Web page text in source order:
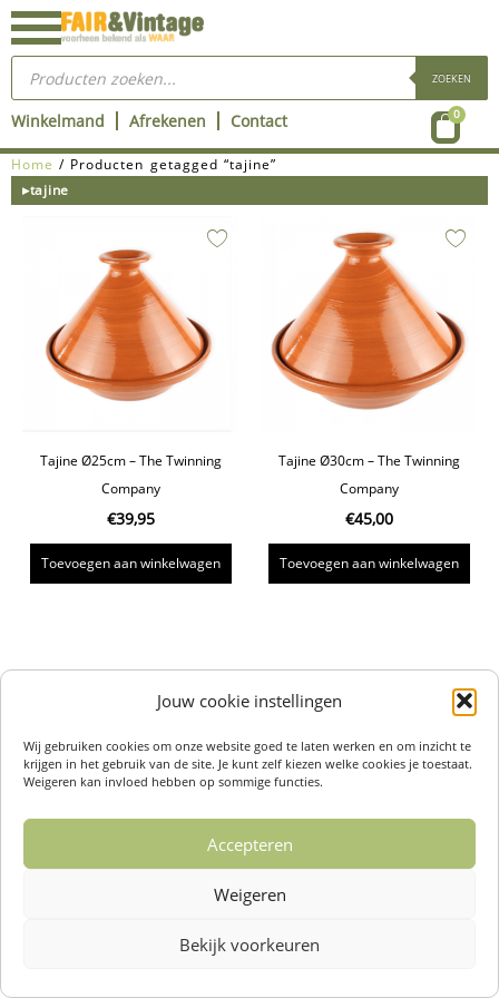
Jouw cookie instellingen
Wij gebruiken cookies om onze website goed te laten werken en om inzicht te
krijgen in het gebruik van de site. Je kunt zelf kiezen welke cookies je toestaat.
Weigeren kan invloed hebben op sommige functies.
Accepteren
Weigeren
Bekijk voorkeuren
Ga
naar
inhoud
Producten
zoeken ZOEKEN
Winkelmand Afrekenen Contact 0
Home / Producten getagged “tajine”
▸tajine
Tajine Ø25cm – The Twinning
Company
€39,95
Toevoegen aan winkelwagen
Tajine Ø30cm – The Twinning
Company
€45,00
Toevoegen aan winkelwagen